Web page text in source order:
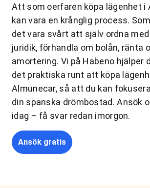
Att som oerfaren köpa lägenhet i
kan vara en krånglig process.
det vara svårt att själv ordna
juridik, förhandla om bolån, ränta
amortering. Vi på Habeno hjälper
det praktiska runt att köpa
Almunecar, så att du kan
din spanska drömbostad. Ansök
idag – få svar redan imorgon.
Ansök gratis